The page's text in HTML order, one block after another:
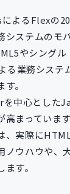
よるFlexの
システムのモ
やシング
る業務システ
。
中心とした
まっています
、実際に
ノウハウや、
す。